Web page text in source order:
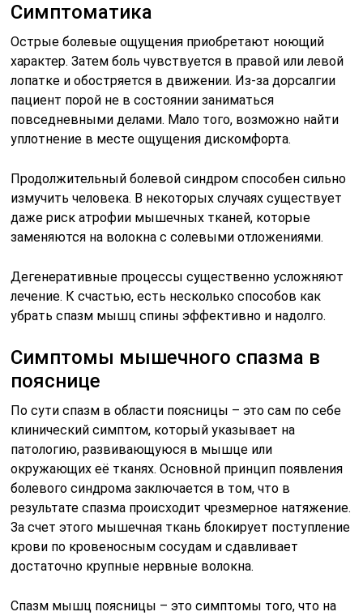
Симптоматика
Острые болевые ощущения приобретают ноющий
характер. Затем боль чувствуется в правой или левой
лопатке и обостряется в движении. Из-за дорсалгии
пациент порой не в состоянии заниматься
повседневными делами. Мало того, возможно найти
уплотнение в месте ощущения дискомфорта.
Продолжительный болевой синдром способен сильно
измучить человека. В некоторых случаях существует
даже риск атрофии мышечных тканей, которые
заменяются на волокна с солевыми отложениями.
Дегенеративные процессы существенно усложняют
лечение. К счастью, есть несколько способов как
убрать спазм мышц спины эффективно и надолго.
Симптомы мышечного спазма в
пояснице
По сути спазм в области поясницы – это сам по себе
клинический симптом, который указывает на
патологию, развивающуюся в мышце или
окружающих её тканях. Основной принцип появления
болевого синдрома заключается в том, что в
результате спазма происходит чрезмерное натяжение.
За счет этого мышечная ткань блокирует поступление
крови по кровеносным сосудам и сдавливает
достаточно крупные нервные волокна.
Спазм мышц поясницы – это симптомы того, что на